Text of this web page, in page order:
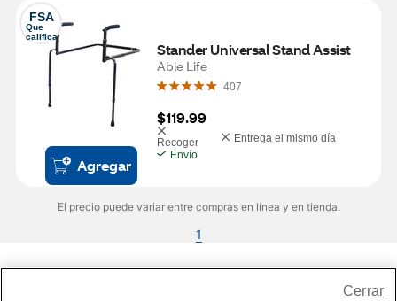
FSA
Que
califica
Agregar
Stander Universal Stand Assist
Able Life
407
$119.99
Recoger
Entrega el mismo día
Envío
El precio puede variar entre compras en línea y en tienda.
1
Cerrar